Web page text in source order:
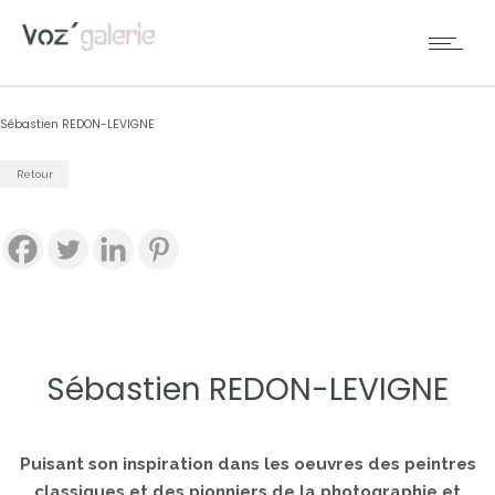
Sébastien REDON-LEVIGNE
Retour
Sébastien REDON-LEVIGNE
Puisant son inspiration dans les oeuvres des peintres